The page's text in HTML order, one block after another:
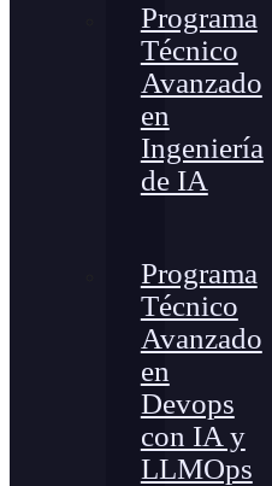
Programa
Técnico
Avanzado
en
Ingeniería
de IA
Programa
Técnico
Avanzado
en
Devops
con IA y
LLMOps